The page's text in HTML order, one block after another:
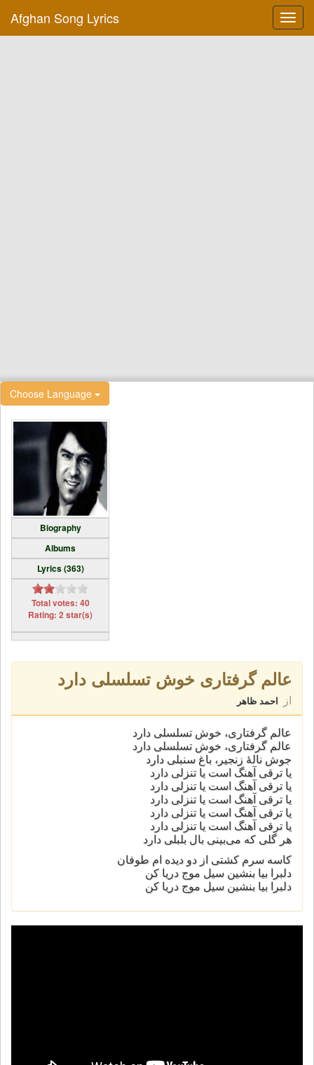
Afghan Song Lyrics
Choose Language
Biography
Albums
Lyrics (363)
Total votes: 40
Rating: 2 star(s)
عالم گرفتاری‌ خوش تسلسلی دارد
از احمد ظاهر
عالم گرفتاری‌، خوش تسلسلی دارد
عالم گرفتاری‌، خوش تسلسلی دارد
جوش نالهٔ زنجیر، باغ سنبلی دارد
یا ترقی آهنگ است یا تنزلی دارد
یا ترقی آهنگ است یا تنزلی دارد
یا ترقی آهنگ است یا تنزلی دارد
یا ترقی آهنگ است یا تنزلی دارد
یا ترقی آهنگ است یا تنزلی دارد
هر گلی که می‌بینی بال بلبلی دارد
کاسه سرم کشتی از دو دیده ام طوفان
دلبرا بیا بنشین سیل موج دریا کن
دلبرا بیا بنشین سیل موج دریا کن